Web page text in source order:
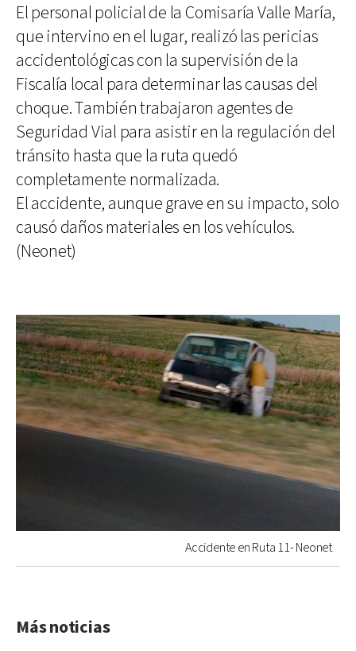
El personal policial de la Comisaría Valle María,
que intervino en el lugar, realizó las pericias
accidentológicas con la supervisión de la
Fiscalía local para determinar las causas del
choque. También trabajaron agentes de
Seguridad Vial para asistir en la regulación del
tránsito hasta que la ruta quedó
completamente normalizada.
El accidente, aunque grave en su impacto, solo
causó daños materiales en los vehículos.
(Neonet)
Accidente en Ruta 11- Neonet
Más noticias